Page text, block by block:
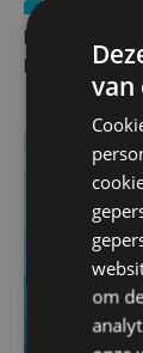
Man en
Pieters van
om